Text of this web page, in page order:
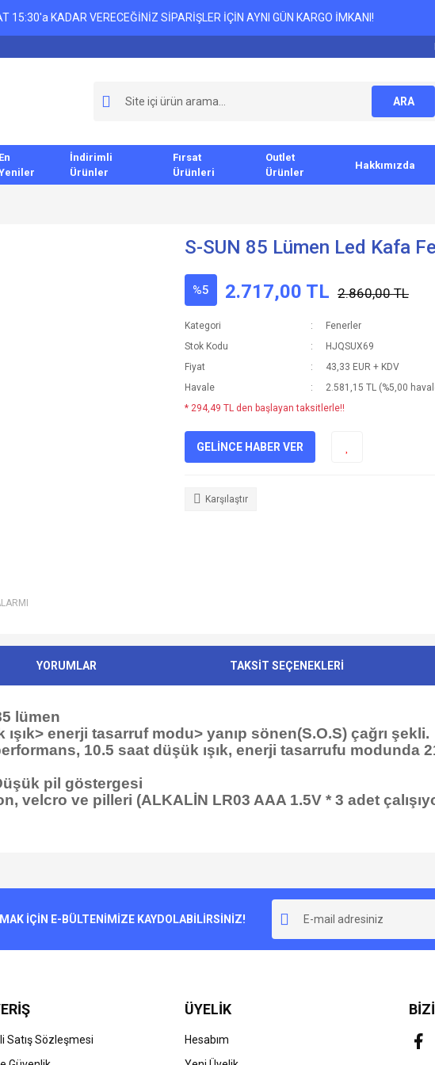
15:30'a KADAR VERECEĞİNİZ SİPARİŞLER İÇİN AYNI GÜN KARGO İMKANI!
ARA
En
İndirimli
Ürünler
Fırsat
Ürünleri
Outlet
Ürünler
Hakkımızda
S-SUN 85 Lümen Led Kafa
%5 2.717,00 TL 2.860,00 TL
Kategori
Fenerler
Stok Kodu
HJQSUX69
Fiyat
43,33 EUR + KDV
Havale
2.581,15 TL (%5,00
* 294,49 TL den başlayan taksitlerle!!
GELİNCE HABER VER
Karşılaştır
YORUMLAR TAKSİT SEÇENEKLERİ
lümen
enerji tasarruf modu> yanıp sönen(S.O.S) çağrı şekli.
10.5 saat düşük ışık, enerji tasarrufu modunda
pil göstergesi
velcro ve pilleri (ALKALİN LR03 AAA 1.5V * 3 adet
İÇİN E-BÜLTENİMİZE KAYDOLABİLİRSİNİZ!
Satış Sözleşmesi
ÜYELİK
Hesabım